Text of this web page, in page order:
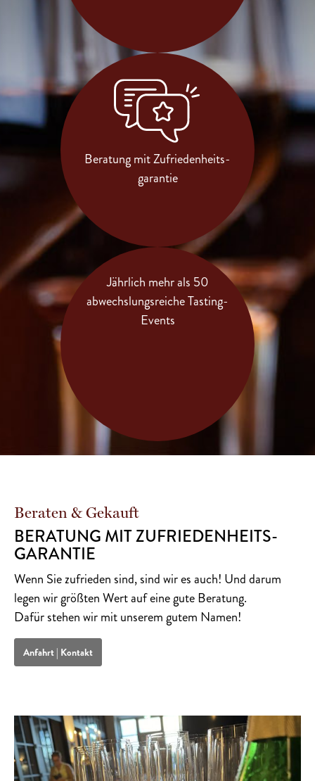
Beratung mit Zufriedenheits-
garantie
Jährlich mehr als 50
abwechslungsreiche Tasting-
Events
Beraten & Gekauft
BERATUNG MIT ZUFRIEDENHEITS­
GARANTIE
Wenn Sie zufrieden sind, sind wir es auch! Und darum
legen wir größten Wert auf eine gute Beratung.
Dafür stehen wir mit unserem gutem Namen!
Anfahrt | Kontakt